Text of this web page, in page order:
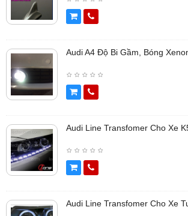
Audi A4 Độ Bi Gầm, Bóng
Audi Line Transfomer Cho Xe
Audi Line Transfomer Cho Xe